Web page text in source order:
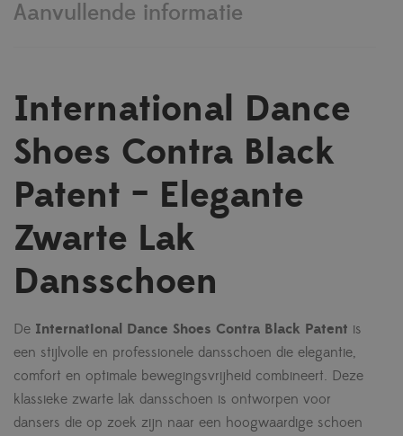
Aanvullende informatie
International Dance
Shoes Contra Black
Patent – Elegante
Zwarte Lak
Dansschoen
De International Dance Shoes Contra Black Patent is
een stijlvolle en professionele dansschoen die elegantie,
comfort en optimale bewegingsvrijheid combineert. Deze
klassieke zwarte lak dansschoen is ontworpen voor
dansers die op zoek zijn naar een hoogwaardige schoen